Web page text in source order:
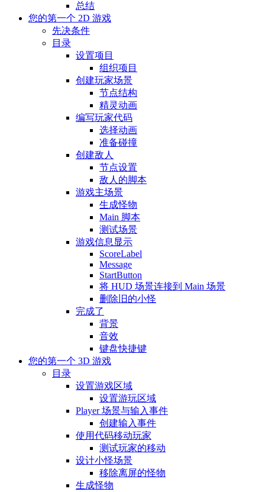
总结
您的第一个 2D 游戏
先决条件
目录
设置项目
组织项目
创建玩家场景
节点结构
精灵动画
编写玩家代码
选择动画
准备碰撞
创建敌人
节点设置
敌人的脚本
游戏主场景
生成怪物
Main 脚本
测试场景
游戏信息显示
ScoreLabel
Message
StartButton
将 HUD 场景连接到 Main 场景
删除旧的小怪
完成了
背景
音效
键盘快捷键
您的第一个 3D 游戏
目录
设置游戏区域
设置游玩区域
Player 场景与输入事件
创建输入事件
使用代码移动玩家
测试玩家的移动
设计小怪场景
移除离屏的怪物
生成怪物